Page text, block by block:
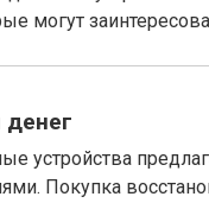
могут
денег
устройства
Покупка